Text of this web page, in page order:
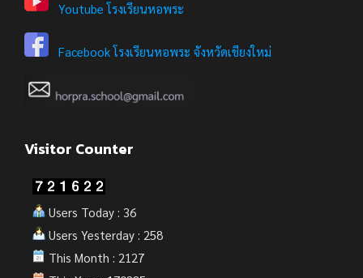
Youtube โรงเรียนหอพระ
Facebook โรงเรียนหอพระ จังหวัดเชียงใหม่
Visitor Counter
Users Today : 36
Users Yesterday : 258
This Month : 2127